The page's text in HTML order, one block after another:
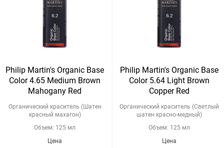
Philip Martin's Organic Base
Color 4.65 Medium Brown
Mahogany Red
Органический краситель (Шатен
красный махагон)
Объем: 125 мл
Цена
Philip Martin's Organic Base
Color 5.64 Light Brown
Copper Red
Органический краситель (Светлый
шатен красно-медный)
Объем: 125 мл
Цена